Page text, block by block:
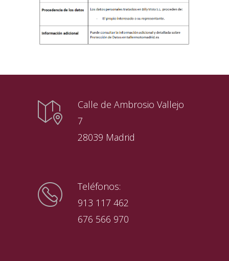
Calle de Ambrosio Vallejo
7
28039 Madrid
Teléfonos:
913 117 462
676 566 970